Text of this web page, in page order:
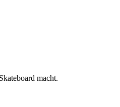
macht.